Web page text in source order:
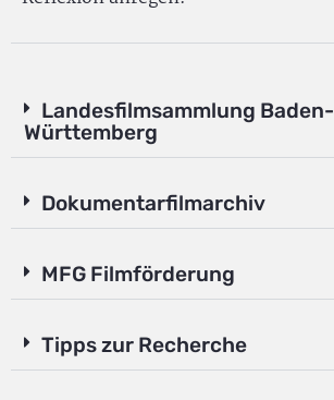
Landesfilmsammlung Baden-
Württemberg
Dokumentarfilmarchiv
MFG Filmförderung
Tipps zur Recherche